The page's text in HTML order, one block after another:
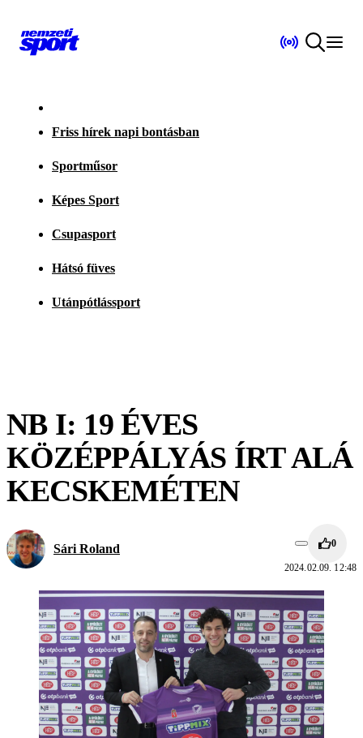
Friss hírek napi bontásban
Sportműsor
Képes Sport
Csupasport
Hátsó füves
Utánpótlássport
NB I: 19 ÉVES
KÖZÉPPÁLYÁS ÍRT ALÁ
KECSKEMÉTEN
Sári Roland 0
2024.02.09. 12:48